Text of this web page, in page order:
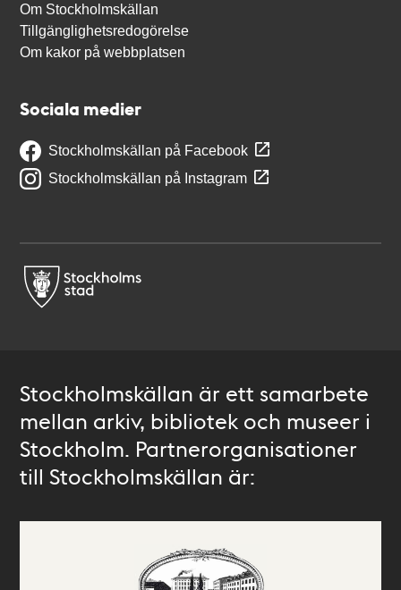
Om Stockholmskällan
Tillgänglighetsredogörelse
Om kakor på webbplatsen
Sociala medier
Stockholmskällan på Facebook
Stockholmskällan på Instagram
Stockholmskällan är ett samarbete
mellan arkiv, bibliotek och museer i
Stockholm. Partnerorganisationer
till Stockholmskällan är: